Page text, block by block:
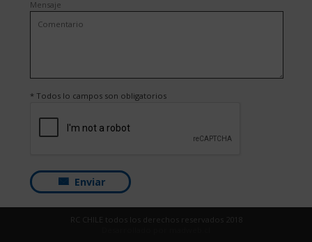
Mensaje
* Todos lo campos son obligatorios
Enviar
RC CHILE todos los derechos reservados 2018